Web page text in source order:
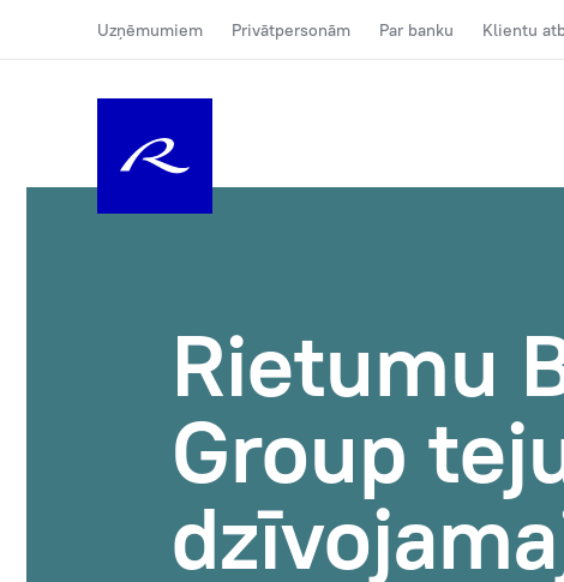
Uzņēmumiem Privātpersonām Par banku Klientu
Rietumu
Group